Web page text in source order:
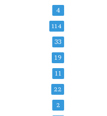
4
114
33
19
11
22
2